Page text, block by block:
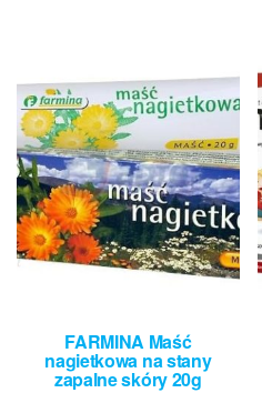
FARMINA Maść
nagietkowa na stany
zapalne skóry 20g